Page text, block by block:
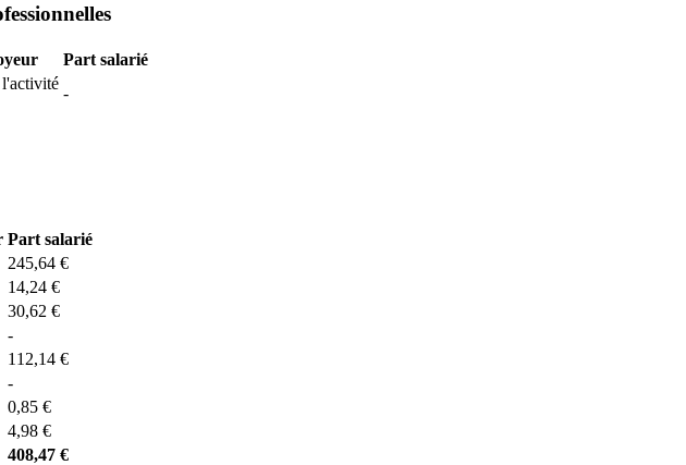
Part salarié
-
Part salarié
245,64 €
14,24 €
30,62 €
-
112,14 €
-
0,85 €
4,98 €
408,47 €